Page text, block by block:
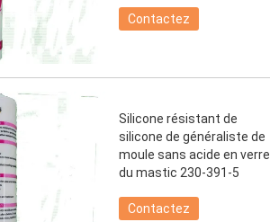
Contactez
Silicone résistant de
silicone de généraliste de
moule sans acide en verre
du mastic 230-391-5
Contactez